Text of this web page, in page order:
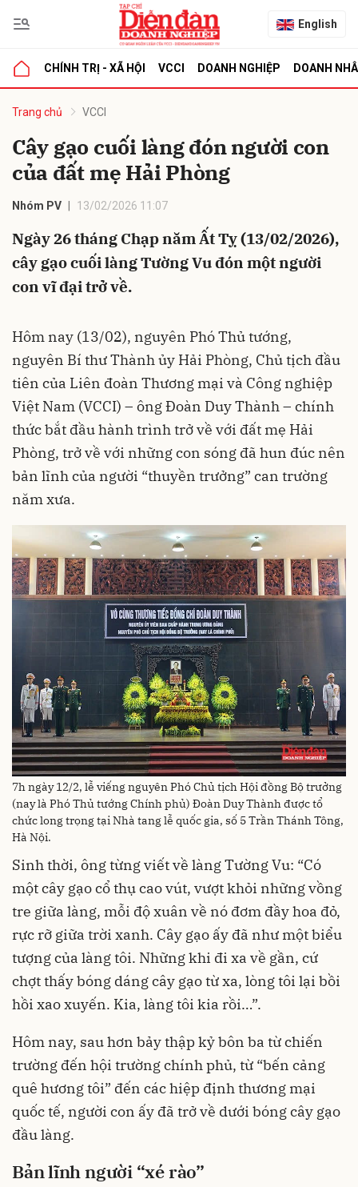
English
CHÍNH TRỊ - XÃ HỘI VCCI DOANH NGHIỆP DOANH
Trang chủ VCCI
Cây gạo cuối làng đón người con
của đất mẹ Hải Phòng
Nhóm PV 13/02/2026 11:07
Ngày 26 tháng Chạp năm Ất Tỵ (13/02/2026),
cây gạo cuối làng Tường Vu đón một người
con vĩ đại trở về.
Hôm nay (13/02), nguyên Phó Thủ tướng,
nguyên Bí thư Thành ủy Hải Phòng, Chủ tịch đầu
tiên của Liên đoàn Thương mại và Công nghiệp
Việt Nam (VCCI) – ông Đoàn Duy Thành – chính
thức bắt đầu hành trình trở về với đất mẹ Hải
Phòng, trở về với những con sóng đã hun đúc nên
bản lĩnh của người “thuyền trưởng” can trường
năm xưa.
7h ngày 12/2, lễ viếng nguyên Phó Chủ tịch Hội đồng Bộ trưởng
(nay là Phó Thủ tướng Chính phủ) Đoàn Duy Thành được tổ
chức long trọng tại Nhà tang lễ quốc gia, số 5 Trần Thánh Tông,
Hà Nội.
Sinh thời, ông từng viết về làng Tường Vu: “Có
một cây gạo cổ thụ cao vút, vượt khỏi những vồng
tre giữa làng, mỗi độ xuân về nó đơm đầy hoa đỏ,
rực rỡ giữa trời xanh. Cây gạo ấy đã như một biểu
tượng của làng tôi. Những khi đi xa về gần, cứ
chợt thấy bóng dáng cây gạo từ xa, lòng tôi lại bồi
hồi xao xuyến. Kia, làng tôi kia rồi…”.
Hôm nay, sau hơn bảy thập kỷ bôn ba từ chiến
trường đến hội trường chính phủ, từ “bến cảng
quê hương tôi” đến các hiệp định thương mại
quốc tế, người con ấy đã trở về dưới bóng cây gạo
đầu làng.
Bản lĩnh người “xé rào”
luận
Hủy